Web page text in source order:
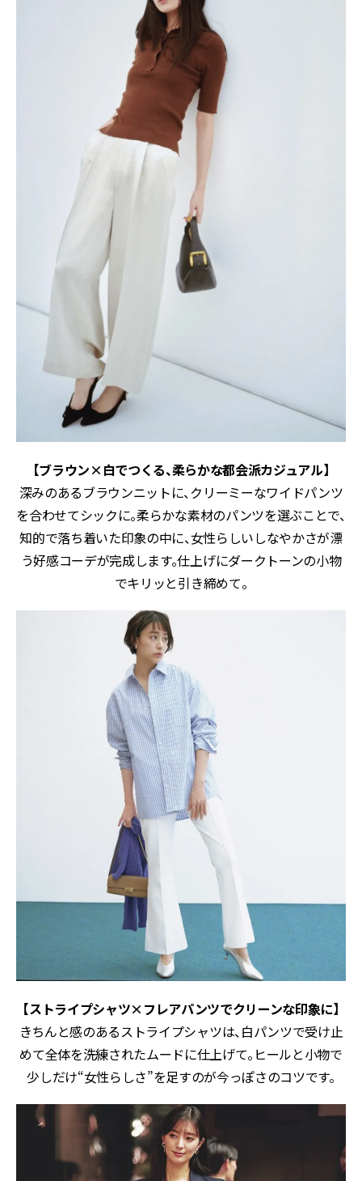
【ブラウン×白でつくる、柔らかな都会派カジュアル】
深みのあるブラウンニットに、クリーミーなワイドパンツ
を合わせてシックに。柔らかな素材のパンツを選ぶことで、
知的で落ち着いた印象の中に、女性らしいしなやかさが漂
う好感コーデが完成します。仕上げにダークトーンの小物
でキリッと引き締めて。
【ストライプシャツ×フレアパンツでクリーンな印象に】
きちんと感のあるストライプシャツは、白パンツで受け止
めて全体を洗練されたムードに仕上げて。ヒールと小物で
少しだけ“女性らしさ”を足すのが今っぽさのコツです。